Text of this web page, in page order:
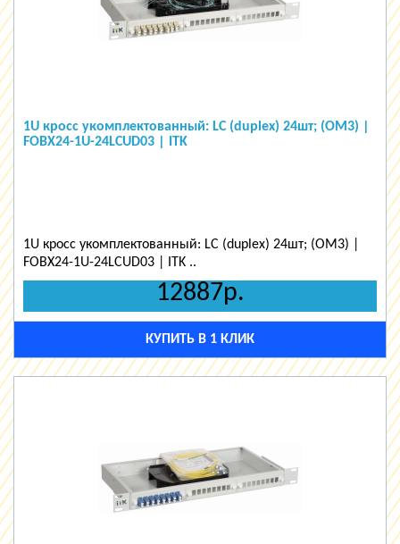
1U кросс укомплектованный: LC (duplex) 24шт; (OM3) |
FOBX24-1U-24LCUD03 | ITK
1U кросс укомплектованный: LC (duplex) 24шт; (OM3) |
FOBX24-1U-24LCUD03 | ITK ..
12887р.
КУПИТЬ В 1 КЛИК